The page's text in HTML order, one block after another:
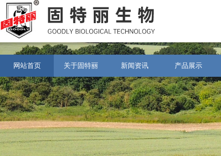
网站首页 关于固特丽 新闻资讯 产品展示